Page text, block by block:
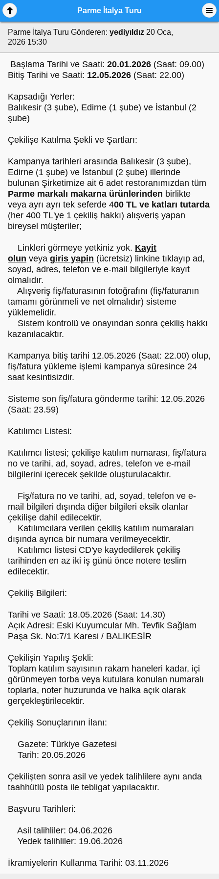
Parme İtalya Turu
Parme İtalya Turu Gönderen: yediyıldız 20 Oca,
2026 15:30
Başlama Tarihi ve Saati: 20.01.2026 (Saat: 09.00)
Bitiş Tarihi ve Saati: 12.05.2026 (Saat: 22.00)
Kapsadığı Yerler:
Balıkesir (3 şube), Edirne (1 şube) ve İstanbul (2
şube)
Çekilişe Katılma Şekli ve Şartları:
Kampanya tarihleri arasında Balıkesir (3 şube),
Edirne (1 şube) ve İstanbul (2 şube) illerinde
bulunan Şirketimize ait 6 adet restoranımızdan tüm
Parme markalı makarna ürünlerinden birlikte
veya ayrı ayrı tek seferde 400 TL ve katları tutarda
(her 400 TL'ye 1 çekiliş hakkı) alışveriş yapan
bireysel müşteriler;
Linkleri görmeye yetkiniz yok. Kayit
olun veya giris yapin (ücretsiz) linkine tıklayıp ad,
soyad, adres, telefon ve e-mail bilgileriyle kayıt
olmalıdır.
Alışveriş fiş/faturasının fotoğrafını (fiş/faturanın
tamamı görünmeli ve net olmalıdır) sisteme
yüklemelidir.
Sistem kontrolü ve onayından sonra çekiliş hakkı
kazanılacaktır.
Kampanya bitiş tarihi 12.05.2026 (Saat: 22.00) olup,
fiş/fatura yükleme işlemi kampanya süresince 24
saat kesintisizdir.
Sisteme son fiş/fatura gönderme tarihi: 12.05.2026
(Saat: 23.59)
Katılımcı Listesi:
Katılımcı listesi; çekilişe katılım numarası, fiş/fatura
no ve tarihi, ad, soyad, adres, telefon ve e-mail
bilgilerini içerecek şekilde oluşturulacaktır.
Fiş/fatura no ve tarihi, ad, soyad, telefon ve e-
mail bilgileri dışında diğer bilgileri eksik olanlar
çekilişe dahil edilecektir.
Katılımcılara verilen çekiliş katılım numaraları
dışında ayrıca bir numara verilmeyecektir.
Katılımcı listesi CD'ye kaydedilerek çekiliş
tarihinden en az iki iş günü önce notere teslim
edilecektir.
Çekiliş Bilgileri:
Tarihi ve Saati: 18.05.2026 (Saat: 14.30)
Açık Adresi: Eski Kuyumcular Mh. Tevfik Sağlam
Paşa Sk. No:7/1 Karesi / BALIKESİR
Çekilişin Yapılış Şekli:
Toplam katılım sayısının rakam haneleri kadar, içi
görünmeyen torba veya kutulara konulan numaralı
toplarla, noter huzurunda ve halka açık olarak
gerçekleştirilecektir.
Çekiliş Sonuçlarının İlanı:
Gazete: Türkiye Gazetesi
Tarih: 20.05.2026
Çekilişten sonra asil ve yedek talihlilere aynı anda
taahhütlü posta ile tebligat yapılacaktır.
Başvuru Tarihleri:
Asil talihliler: 04.06.2026
Yedek talihliler: 19.06.2026
İkramiyelerin Kullanma Tarihi: 03.11.2026